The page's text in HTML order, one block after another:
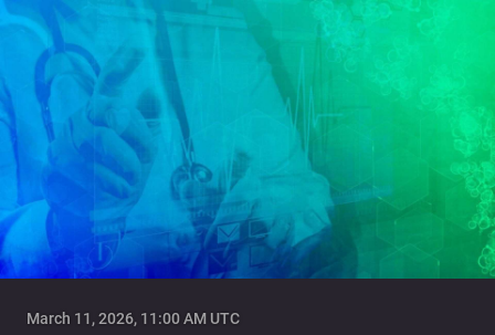
Facecast — профессиональная видеоплатформа и оборудование
для онлайн-трансляций. Платные и защищенные трансляции.
Универсальный инструмент для стриминга, хостинга и
монетизации видео. Поддержка клиентов 24×7.
March 11, 2026, 11:00 AM UTC